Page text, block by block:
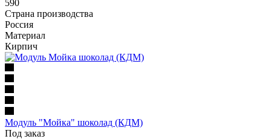
590
Страна производства
Россия
Материал
Кирпич
Модуль "Мойка" шоколад (КДМ)
Под заказ